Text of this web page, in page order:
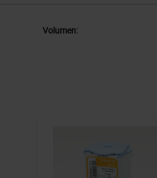
Volumen: